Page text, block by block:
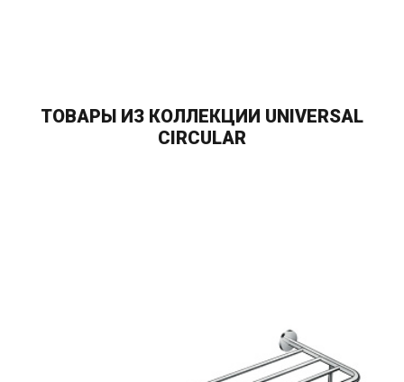
ТОВАРЫ ИЗ КОЛЛЕКЦИИ UNIVERSAL
CIRCULAR